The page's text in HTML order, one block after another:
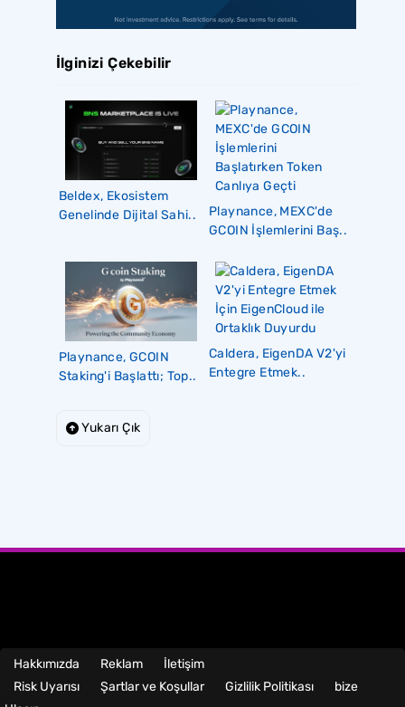
İlginizi Çekebilir
Beldex, Ekosistem
Genelinde Dijital Sahi..
Playnance, MEXC'de
GCOIN İşlemlerini Baş..
Playnance, GCOIN
Staking'i Başlattı; Top..
Caldera, EigenDA V2'yi
Entegre Etmek..
Yukarı Çık
Hakkımızda Reklam
İletişim
Risk Uyarısı
Şartlar ve Koşullar Gizlilik Politikası
bize